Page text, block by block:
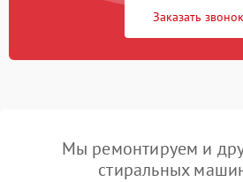
Заказать звонок
Мы ремонтируем и
стиральных